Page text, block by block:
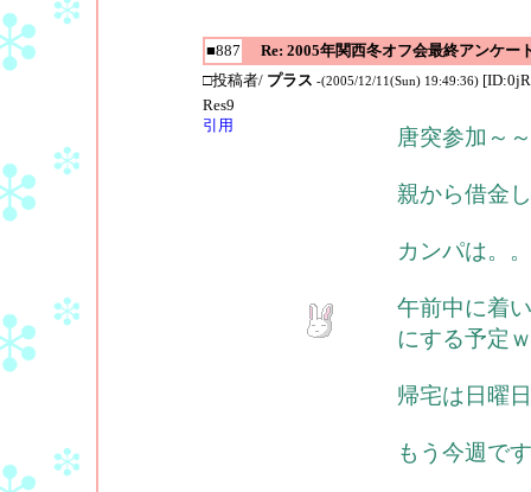
■887
Re: 2005年関西冬オフ会最終アンケー
□投稿者/ プラス -(2005/12/11(Sun) 19:49:36)
Res9
引用
唐突参加～
親から借金
カンパは。
午前中に着
にする予定ｗ
帰宅は日曜
もう今週で